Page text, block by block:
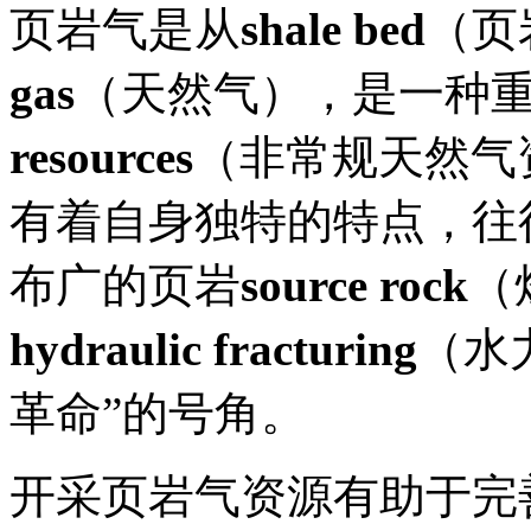
页岩气是从shale bed （
gas （天然气），是一种
resources （非常规天然
有着自身独特的特点，
布广的页岩source rock
hydraulic fracturing （
革命”的号角。
开采页岩气资源有助于完